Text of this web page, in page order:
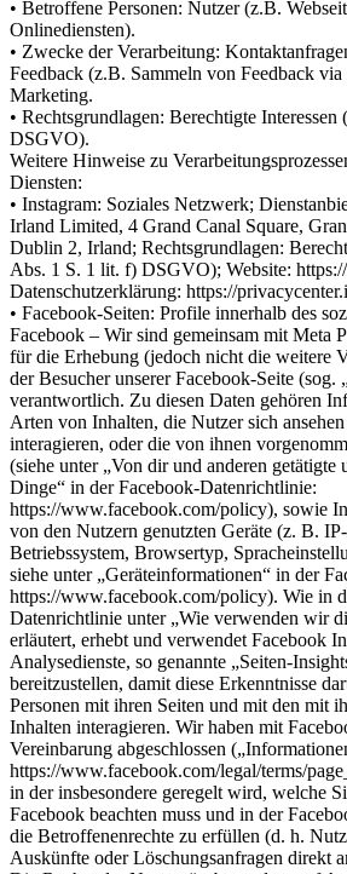
• Betroffene Personen: Nutzer (z.B.
Onlinediensten).
• Zwecke der Verarbeitung:
Feedback (z.B. Sammeln von Feedback
Marketing.
• Rechtsgrundlagen: Berechtigte
DSGVO).
Weitere Hinweise zu
Diensten:
• Instagram: Soziales Netzwerk;
Irland Limited, 4 Grand Canal Square,
Dublin 2, Irland; Rechtsgrundlagen:
Abs. 1 S. 1 lit. f) DSGVO); Website:
Datenschutzerklärung: https://
• Facebook-Seiten: Profile innerhalb des
Facebook – Wir sind gemeinsam mit Meta
für die Erhebung (jedoch nicht die weitere
der Besucher unserer Facebook-Seite (sog.
verantwortlich. Zu diesen Daten gehören
Arten von Inhalten, die Nutzer sich
interagieren, oder die von ihnen
(siehe unter „Von dir und anderen getätigte
Dinge“ in der Facebook-Datenrichtlinie:
https://www.facebook.com/policy), sowie
von den Nutzern genutzten Geräte (z. B.
Betriebssystem, Browsertyp,
siehe unter „Geräteinformationen“ in der
https://www.facebook.com/policy). Wie in
Datenrichtlinie unter „Wie verwenden wir
erläutert, erhebt und verwendet Facebook
Analysedienste, so genannte „Seiten-
bereitzustellen, damit diese Erkenntnisse
Personen mit ihren Seiten und mit den mit
Inhalten interagieren. Wir haben mit
Vereinbarung abgeschlossen
https://www.facebook.com/legal/terms/
in der insbesondere geregelt wird, welche
Facebook beachten muss und in der
die Betroffenenrechte zu erfüllen (d. h.
Auskünfte oder Löschungsanfragen direkt